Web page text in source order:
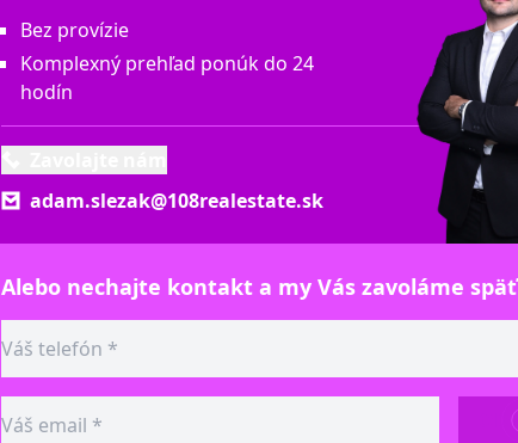
Bez provízie
Komplexný prehľad ponúk do 24
hodín
adam.slezak@108realestate.sk
Alebo nechajte kontakt a my Vás zavoláme späť